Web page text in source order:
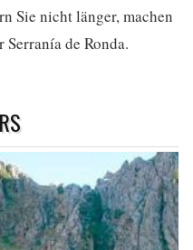
Sie nicht länger, machen
Serranía de Ronda.